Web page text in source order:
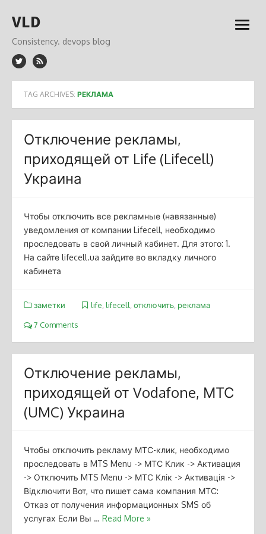
to
VLD
Consistency. devops blog
open
TAG ARCHIVES: РЕКЛАМА
Отключение рекламы,
приходящей от Life (Lifecell)
Украина
Чтобы отключить все рекламные (навязанные)
уведомления от компании Lifecell, необходимо
проследовать в свой личный кабинет. Для этого: 1.
На сайте lifecell.ua зайдите во вкладку личного
кабинета
заметки life lifecell отключить, реклама
7 Comments
Отключение рекламы,
приходящей от Vodafone, МТС
(UMC) Украина
Чтобы отключить рекламу МТС-клик, необходимо
проследовать в MTS Menu -> МТС Клик -> Активация
-> Отключить MTS Menu -> МТС Клік -> Активація ->
Відключити Вот, что пишет сама компания МТС:
Отказ от получения информационных SMS об
услугах Если Вы … Read More »